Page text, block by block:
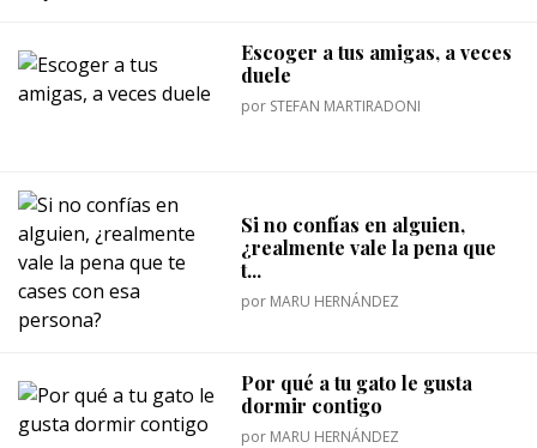
Escoger a tus amigas, a veces
duele
por STEFAN MARTIRADONI
Si no confías en alguien,
¿realmente vale la pena que
t...
por MARU HERNÁNDEZ
Por qué a tu gato le gusta
dormir contigo
por MARU HERNÁNDEZ